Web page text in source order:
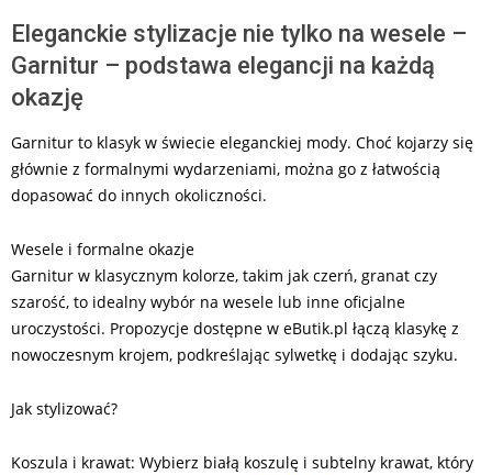
Eleganckie stylizacje nie tylko na wesele –
Garnitur – podstawa elegancji na każdą
okazję
Garnitur to klasyk w świecie eleganckiej mody. Choć kojarzy się
głównie z formalnymi wydarzeniami, można go z łatwością
dopasować do innych okoliczności.
Wesele i formalne okazje
Garnitur w klasycznym kolorze, takim jak czerń, granat czy
szarość, to idealny wybór na wesele lub inne oficjalne
uroczystości. Propozycje dostępne w eButik.pl łączą klasykę z
nowoczesnym krojem, podkreślając sylwetkę i dodając szyku.
Jak stylizować?
Koszula i krawat: Wybierz białą koszulę i subtelny krawat, który